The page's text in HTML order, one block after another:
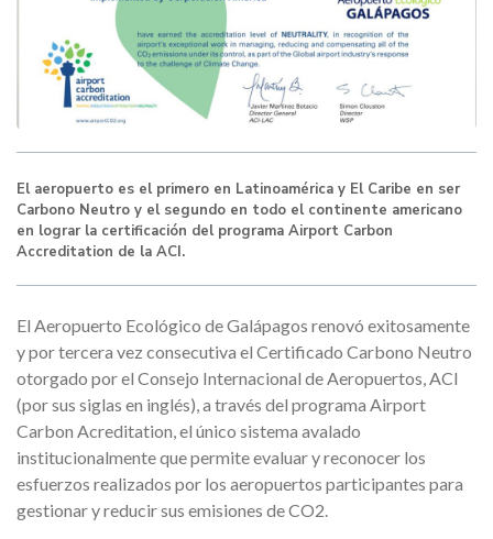
El aeropuerto es el primero en Latinoamérica y El Caribe en ser
Carbono Neutro y el segundo en todo el continente americano
en lograr la certificación del programa Airport Carbon
Accreditation de la ACI.
El Aeropuerto Ecológico de Galápagos renovó exitosamente
y por tercera vez consecutiva el Certificado Carbono Neutro
otorgado por el Consejo Internacional de Aeropuertos, ACI
(por sus siglas en inglés), a través del programa Airport
Carbon Acreditation, el único sistema avalado
institucionalmente que permite evaluar y reconocer los
esfuerzos realizados por los aeropuertos participantes para
gestionar y reducir sus emisiones de CO2.